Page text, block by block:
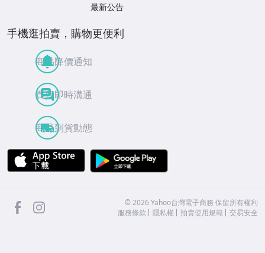
最新公告
手機逛拍賣，購物更便利
商品降價通知
買賣即時溝通
商品到貨動態
APP Store
facebook ©2026 Yahoo台灣電子商務 保留所有權利
服務條款
隱私權 拍賣使用規範 交易安全